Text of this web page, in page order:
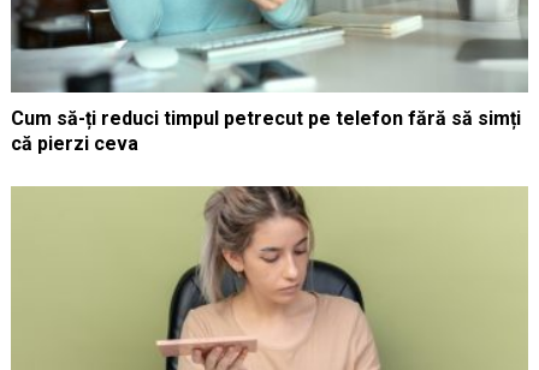
Cum să-ți reduci timpul petrecut pe telefon fără să simți
că pierzi ceva